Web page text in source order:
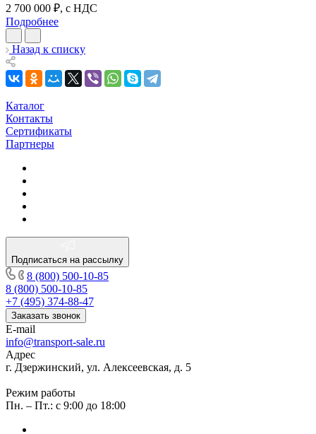
2 700 000 ₽, с НДС
Подробнее
Назад к списку
Каталог
Контакты
Сертификаты
Партнеры
Подписаться на рассылку
8 (800) 500-10-85
8 (800) 500-10-85
+7 (495) 374-88-47
Заказать звонок
E-mail
info@transport-sale.ru
Адрес
г. Дзержинский, ул. Алексеевская, д. 5
Режим работы
Пн. – Пт.: с 9:00 до 18:00